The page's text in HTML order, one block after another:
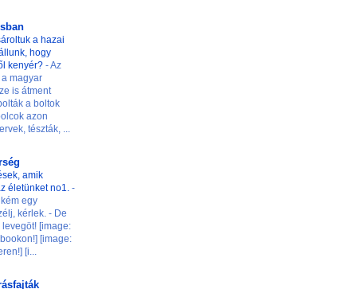
a hazai
hogy
kenyér? -Az
magyar
is átment
a boltok
azon
tészták, ...
amik
életünket no1. -
egy
kérlek. - De
[image:
[image:
[i...